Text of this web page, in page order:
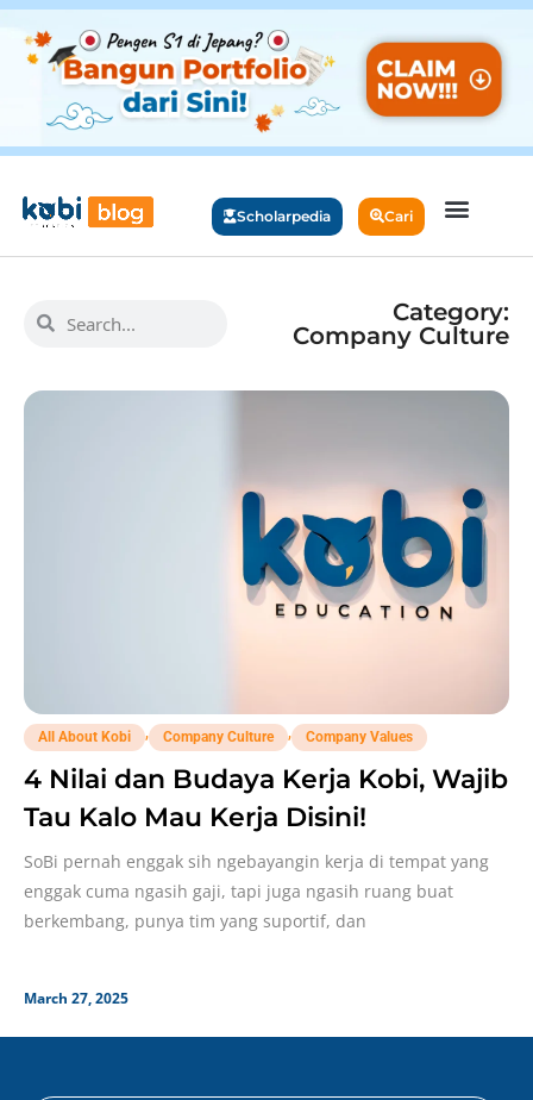
Scholarpedia Cari
Category:
Company Culture
All About Kobi Company Culture Company Values
4 Nilai dan Budaya Kerja Kobi, Wajib
Tau Kalo Mau Kerja Disini!
SoBi pernah enggak sih ngebayangin kerja di tempat yang
enggak cuma ngasih gaji, tapi juga ngasih ruang buat
berkembang, punya tim yang suportif, dan
March 27, 2025